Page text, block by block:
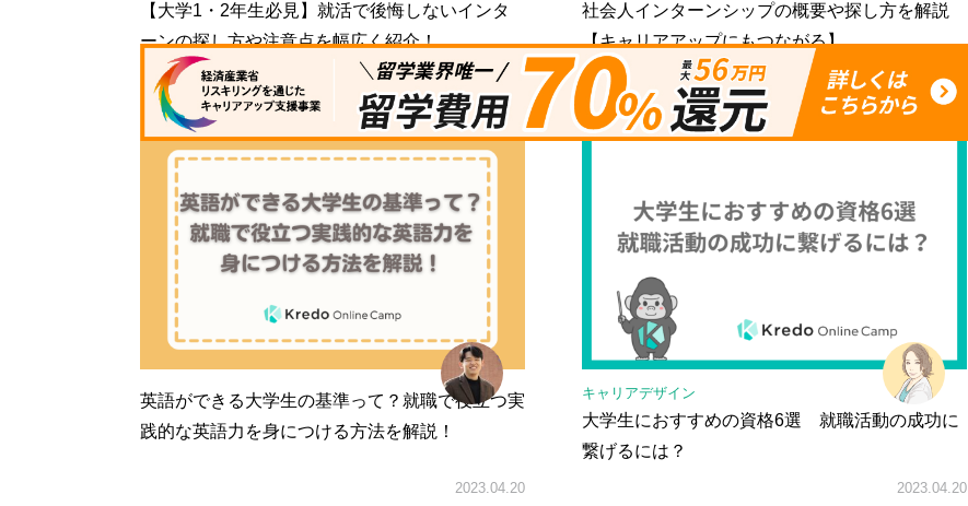
【大学1・2年生必見】就活で後悔しないインタ
ーンの探し方や注意点を幅広く紹介！
2023.04.20
社会人インターンシップの概要や探し方を解説
【キャリアアップにもつながる】
2023.04.20
英語ができる大学生の基準って？就職で役立つ実
践的な英語力を身につける方法を解説！
2023.04.20
キャリアデザイン
大学生におすすめの資格6選 就職活動の成功に
繋げるには？
2023.04.20